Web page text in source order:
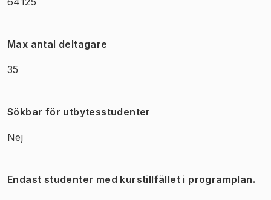
Max antal deltagare
35
Sökbar för utbytesstudenter
Nej
Endast studenter med kurstillfället i programplan.